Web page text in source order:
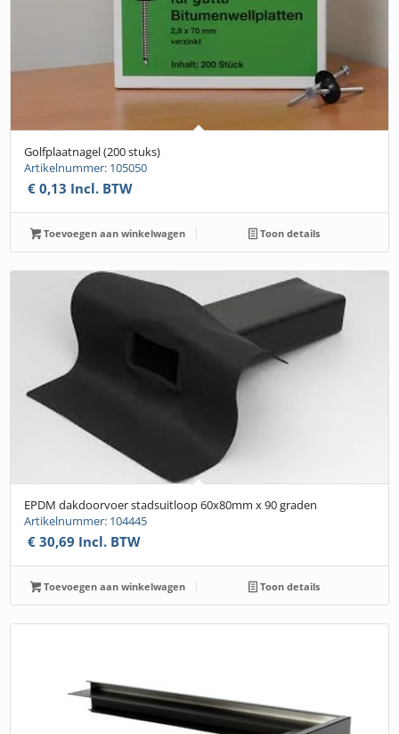
Golfplaatnagel (200 stuks)
Artikelnummer: 105050
€ 0,13 Incl. BTW
Toevoegen aan winkelwagen Toon details
EPDM dakdoorvoer stadsuitloop 60x80mm x 90 graden
Artikelnummer: 104445
€ 30,69 Incl. BTW
Toevoegen aan winkelwagen Toon details